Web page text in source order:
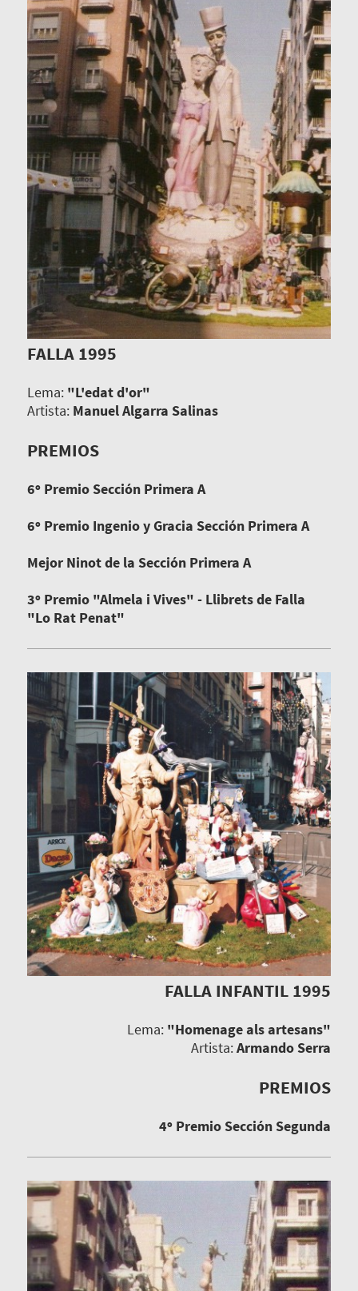
FALLA 1995
Lema: "L'edat d'or"
Artista: Manuel Algarra Salinas
PREMIOS
6º Premio Sección Primera A
6º Premio Ingenio y Gracia Sección Primera A
Mejor Ninot de la Sección Primera A
3º Premio "Almela i Vives" - Llibrets de Falla
"Lo Rat Penat"
FALLA INFANTIL 1995
Lema: "Homenage als artesans"
Artista:Armando Serra
PREMIOS
4º Premio Sección Segunda